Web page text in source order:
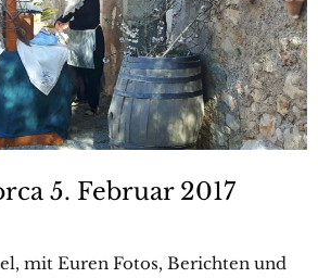
5. Februar 2017
mit Euren Fotos, Berichten und